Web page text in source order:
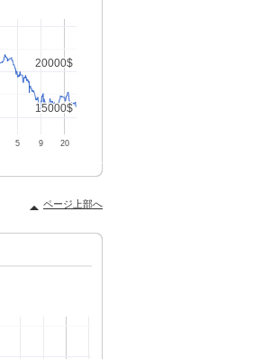
ページ上部へ